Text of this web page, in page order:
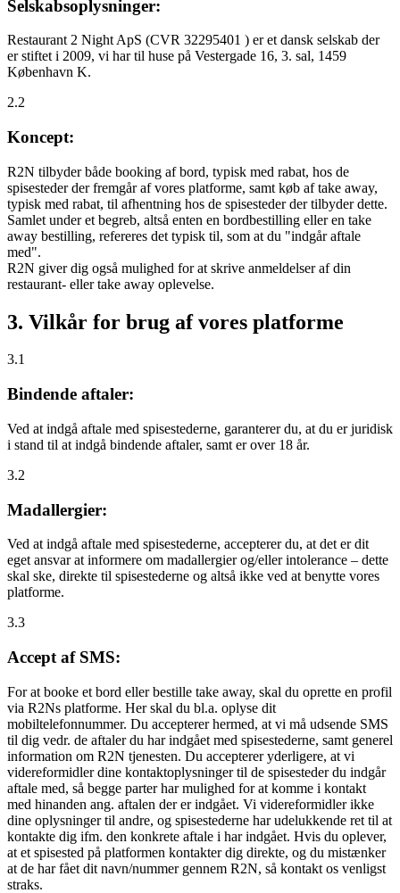
Selskabsoplysninger:
Restaurant 2 Night ApS (CVR 32295401 ) er et dansk selskab der
er stiftet i 2009, vi har til huse på Vestergade 16, 3. sal, 1459
København K.
2.2
Koncept:
R2N tilbyder både booking af bord, typisk med rabat, hos de
spisesteder der fremgår af vores platforme, samt køb af take away,
typisk med rabat, til afhentning hos de spisesteder der tilbyder dette.
Samlet under et begreb, altså enten en bordbestilling eller en take
away bestilling, refereres det typisk til, som at du "indgår aftale
med".
R2N giver dig også mulighed for at skrive anmeldelser af din
restaurant- eller take away oplevelse.
3. Vilkår for brug af vores platforme
3.1
Bindende aftaler:
Ved at indgå aftale med spisestederne, garanterer du, at du er juridisk
i stand til at indgå bindende aftaler, samt er over 18 år.
3.2
Madallergier:
Ved at indgå aftale med spisestederne, accepterer du, at det er dit
eget ansvar at informere om madallergier og/eller intolerance – dette
skal ske, direkte til spisestederne og altså ikke ved at benytte vores
platforme.
3.3
Accept af SMS:
For at booke et bord eller bestille take away, skal du oprette en profil
via R2Ns platforme. Her skal du bl.a. oplyse dit
mobiltelefonnummer. Du accepterer hermed, at vi må udsende SMS
til dig vedr. de aftaler du har indgået med spisestederne, samt generel
information om R2N tjenesten. Du accepterer yderligere, at vi
videreformidler dine kontaktoplysninger til de spisesteder du indgår
aftale med, så begge parter har mulighed for at komme i kontakt
med hinanden ang. aftalen der er indgået. Vi videreformidler ikke
dine oplysninger til andre, og spisestederne har udelukkende ret til at
kontakte dig ifm. den konkrete aftale i har indgået. Hvis du oplever,
at et spisested på platformen kontakter dig direkte, og du mistænker
at de har fået dit navn/nummer gennem R2N, så kontakt os venligst
straks.